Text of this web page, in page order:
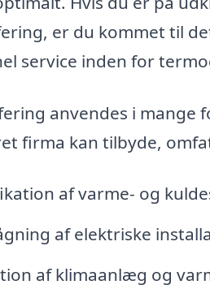
er du kommet til
service inden for
anvendes i mange
firma kan tilbyde,
af varme- og
af elektriske
af klimaanlæg og